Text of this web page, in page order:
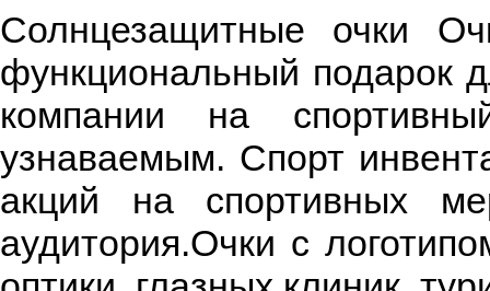
Солнцезащитные очки
функциональный подарок
компании на
узнаваемым. Спорт
акций на спортивных
аудитория.Очки с